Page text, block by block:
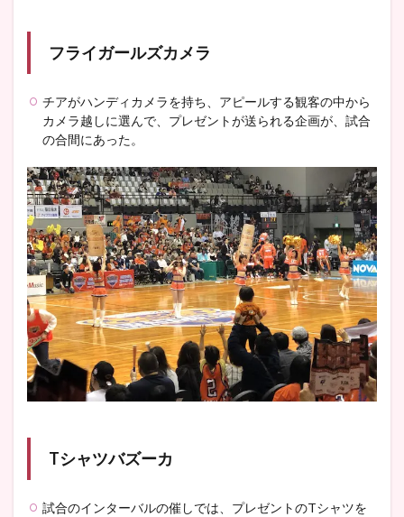
フライガールズカメラ
チアがハンディカメラを持ち、アピールする観客の中から
カメラ越しに選んで、プレゼントが送られる企画が、試合
の合間にあった。
Tシャツバズーカ
試合のインターバルの催しでは、プレゼントのTシャツを